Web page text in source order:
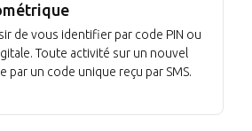
de vous identifier par code PIN ou
Toute activité sur un nouvel
par un code unique reçu par SMS.